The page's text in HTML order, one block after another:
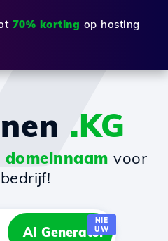
70% korting op hosting
.KG
voor
AI Generator
NIE
UW